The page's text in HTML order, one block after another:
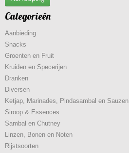
Categorieën
Aanbieding
Snacks
Groenten en Fruit
Kruiden en Specerijen
Dranken
Diversen
Ketjap, Marinades, Pindasambal en Sauzen
Siroop & Essences
Sambal en Chutney
Linzen, Bonen en Noten
Rijstsoorten